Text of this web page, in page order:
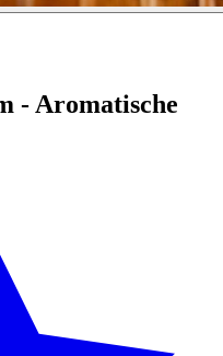
- Aromatische